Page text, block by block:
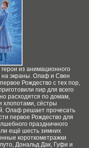
из анимационного
экраны. Олаф и Свен
Рождество с тех пор,
пир для всего
расходятся по домам,
хлопотами, сёстры
Олаф решает прочесать
первое Рождество для
праздничного
ещё шесть зимних
короткометражки
Дональд Дак, Гуфи и